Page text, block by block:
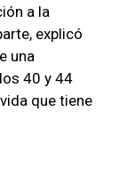
a la
explicó
una
40 y 44
que tiene